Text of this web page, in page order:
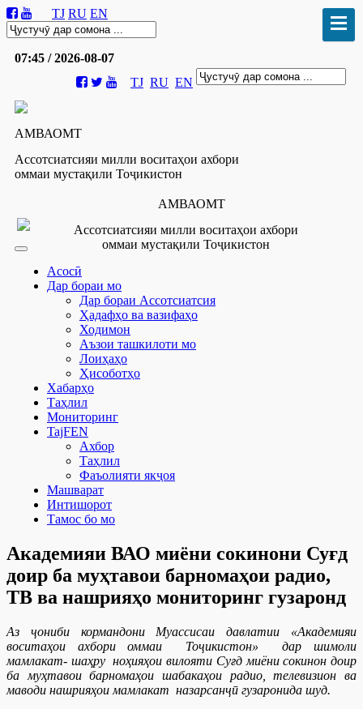
TJ RU EN
07:45 / 2026-08-07
TJ RU EN
АМВАОМТ
Ассотсиатсияи милли воситаҳои ахбори
оммаи мустақили Тоҷикистон
АМВАОМТ
Ассотсиатсияи милли воситаҳои ахбори
оммаи мустақили Тоҷикистон
Асосӣ
Дар бораи мо
Дар бораи Ассотсиатсия
Ҳадафҳо ва вазифаҳо
Ходимон
Аъзои ташкилоти мо
Лоиҳаҳо
Ҳисоботҳо
Хабарҳо
Таҳлил
Мониторинг
TajFEN
Ахбор
Таҳлил
Фаъолияти якҷоя
Машварат
Интишорот
Тамос бо мо
Академияи ВАО миёни сокинони Суғд
доир ба муҳтавои барномаҳои радио,
ТВ ва нашрияҳо мониторинг гузаронд
Аз ҷониби кормандони Муассисаи давлатии «Академияи
воситаҳои ахбори оммаи Тоҷикистон» дар шимоли
мамлакат- шаҳру ноҳияҳои вилояти Суғд миёни сокинон доир
ба муҳтавои барномаҳои шабакаҳои радио, телевизион ва
маводи нашрияҳои мамлакат назарсанҷӣ гузаронида шуд.